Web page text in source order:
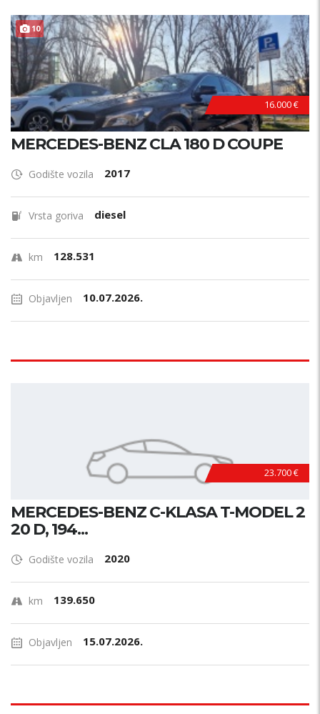
10
16.000 €
MERCEDES-BENZ CLA 180 D COUPE
Godište vozila 2017
Vrsta goriva diesel
km 128.531
Objavljen 10.07.2026.
23.700 €
MERCEDES-BENZ C-KLASA T-MODEL 2
20 D, 194...
Godište vozila 2020
km 139.650
Objavljen 15.07.2026.